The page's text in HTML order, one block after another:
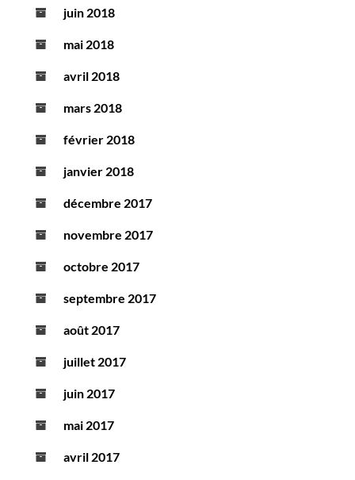
juin 2018
mai 2018
avril 2018
mars 2018
février 2018
janvier 2018
décembre 2017
novembre 2017
octobre 2017
septembre 2017
août 2017
juillet 2017
juin 2017
mai 2017
avril 2017